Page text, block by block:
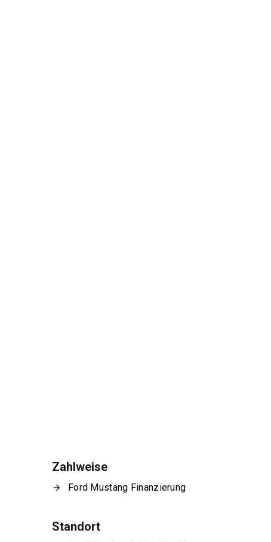
Zahlweise
Ford Mustang Finanzierung
Standort